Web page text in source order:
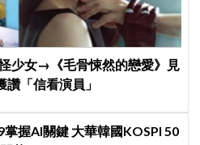
少女→《毛骨悚然的戀愛》見
「信看演員」
掌握AI關鍵 大華韓國KOSPI 50